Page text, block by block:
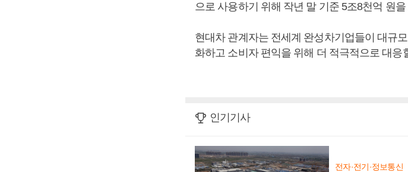
으로 사용하기 위해 작년 말 기준 5조8천억 원
현대차 관계자는 전세계 완성차기업들이 대규
화하고 소비자 편익을 위해 더 적극적으로 대응
인기기사
전자·전기·정보통신